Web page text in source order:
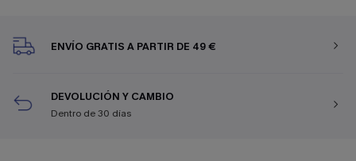
ENVÍO GRATIS A PARTIR DE 49 €
DEVOLUCIÓN Y CAMBIO
Dentro de 30 días